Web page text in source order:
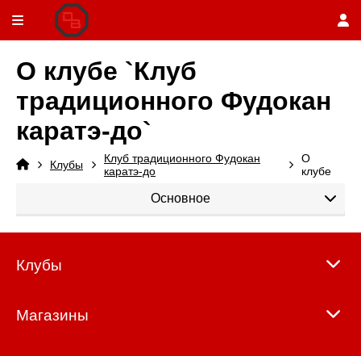
О клубе `Клуб
традиционного Фудокан
каратэ-до`
Клубы
Клуб традиционного Фудокан
каратэ-до
О
клубе
Основное
Клубы
Магазины